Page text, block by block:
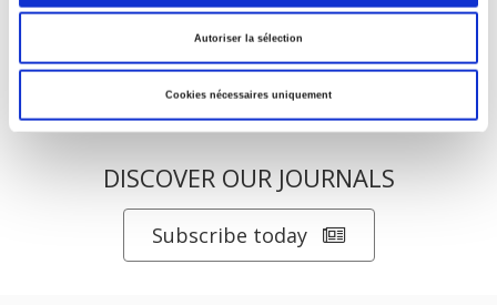
Autoriser la sélection
Cookies nécessaires uniquement
DISCOVER OUR JOURNALS
Subscribe today